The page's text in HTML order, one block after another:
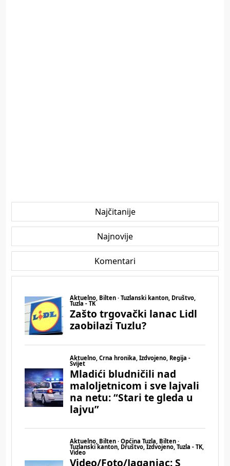
Najčitanije
Najnovije
Komentari